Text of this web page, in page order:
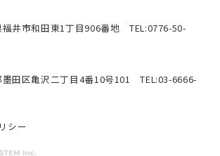
福井市和田東1丁目906番地 TEL:0776-50-
墨田区亀沢二丁目4番10号101 TEL:03-6666-
シー